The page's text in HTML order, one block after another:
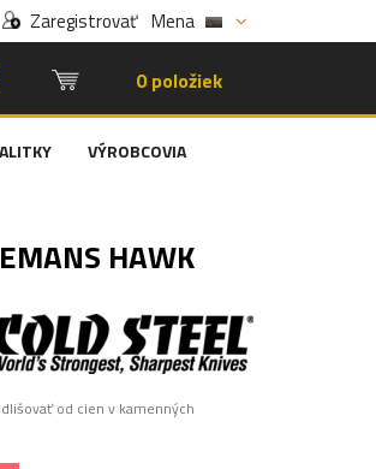
Zaregistrovať Mena
0 položiek
VÝROBCOVIA
HAWK
od cien v kamenných